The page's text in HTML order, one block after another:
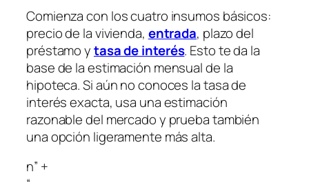
Comienza con los cuatro insumos básicos:
precio de la vivienda, entrada, plazo del
préstamo ytasa de interés. Esto te da la
base de la estimación mensual de la
hipoteca. Si aún no conoces la tasa de
interés exacta, usa una estimación
razonable del mercado y prueba también
una opción ligeramente más alta.
n” +
“